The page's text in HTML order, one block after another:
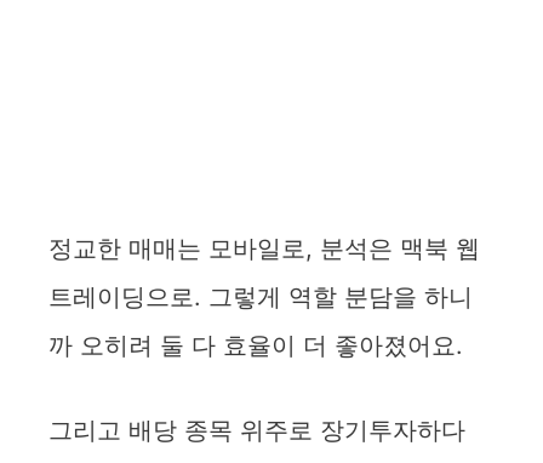
정교한 매매는 모바일로, 분석은 맥북 웹
트레이딩으로. 그렇게 역할 분담을 하니
까 오히려 둘 다 효율이 더 좋아졌어요.
그리고 배당 종목 위주로 장기투자하다